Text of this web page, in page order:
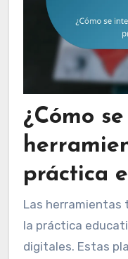
¿Cómo
práctica
Las herramientas
la práctica
digitales. Estas